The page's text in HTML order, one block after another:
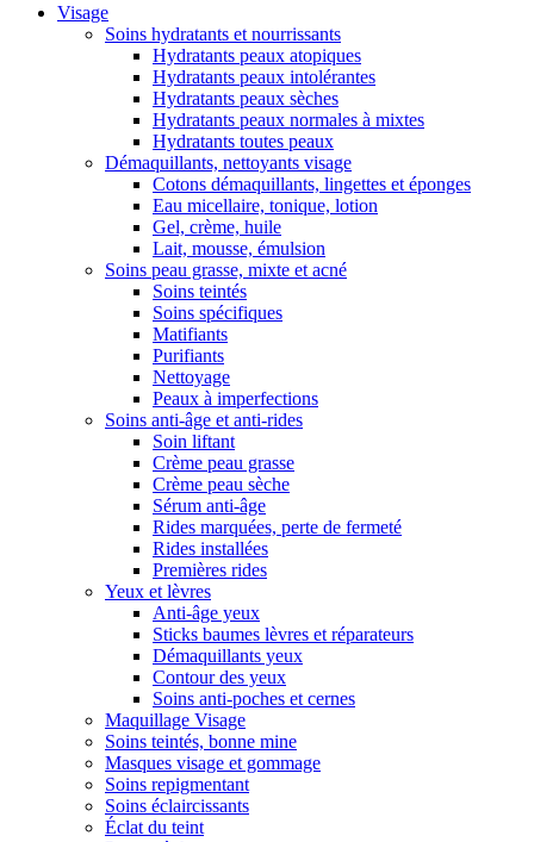
Visage
Soins hydratants et nourrissants
Hydratants peaux atopiques
Hydratants peaux intolérantes
Hydratants peaux sèches
Hydratants peaux normales à mixtes
Hydratants toutes peaux
Démaquillants, nettoyants visage
Cotons démaquillants, lingettes et éponges
Eau micellaire, tonique, lotion
Gel, crème, huile
Lait, mousse, émulsion
Soins peau grasse, mixte et acné
Soins teintés
Soins spécifiques
Matifiants
Purifiants
Nettoyage
Peaux à imperfections
Soins anti-âge et anti-rides
Soin liftant
Crème peau grasse
Crème peau sèche
Sérum anti-âge
Rides marquées, perte de fermeté
Rides installées
Premières rides
Yeux et lèvres
Anti-âge yeux
Sticks baumes lèvres et réparateurs
Démaquillants yeux
Contour des yeux
Soins anti-poches et cernes
Maquillage Visage
Soins teintés, bonne mine
Masques visage et gommage
Soins repigmentant
Soins éclaircissants
Éclat du teint